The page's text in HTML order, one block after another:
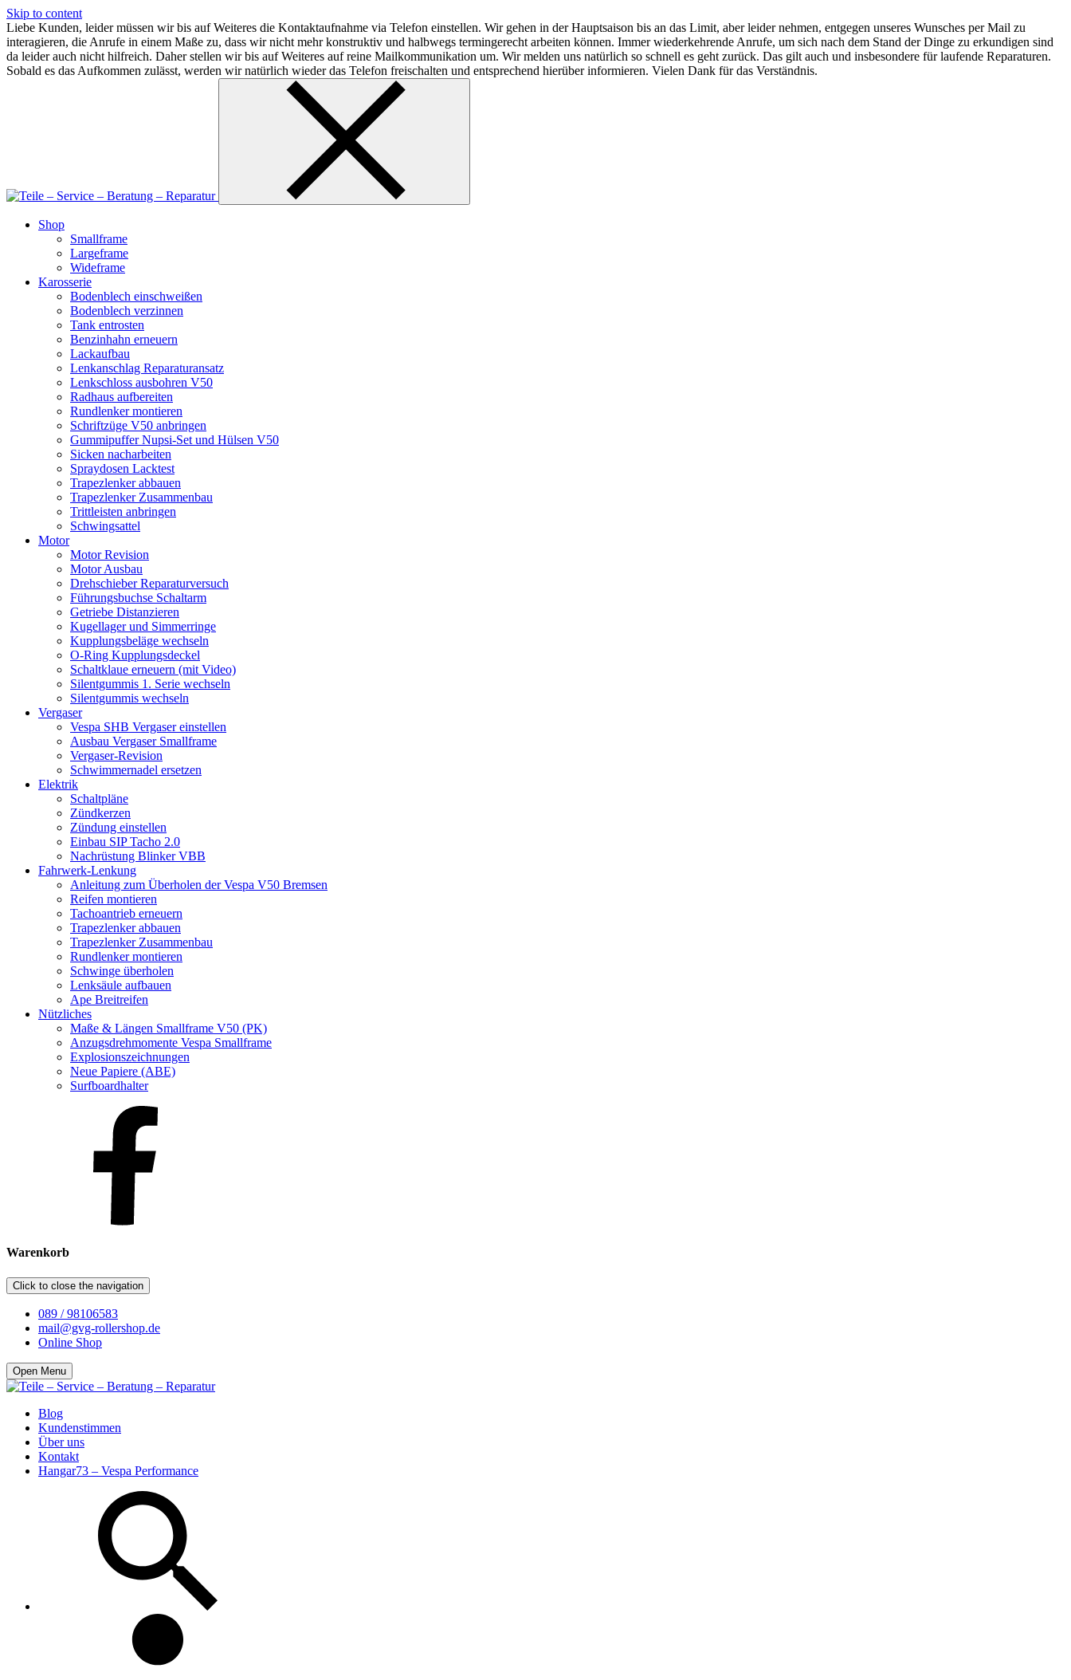
Skip to content
Liebe Kunden, leider müssen wir bis auf Weiteres die Kontaktaufnahme via Telefon einstellen. Wir gehen in der Hauptsaison bis an das Limit, aber leider nehmen, entgegen unseres Wunsches per Mail zu
interagieren, die Anrufe in einem Maße zu, dass wir nicht mehr konstruktiv und halbwegs termingerecht arbeiten können. Immer wiederkehrende Anrufe, um sich nach dem Stand der Dinge zu erkundigen sind
da leider auch nicht hilfreich. Daher stellen wir bis auf Weiteres auf reine Mailkommunikation um. Wir melden uns natürlich so schnell es geht zurück. Das gilt auch und insbesondere für laufende Reparaturen.
Sobald es das Aufkommen zulässt, werden wir natürlich wieder das Telefon freischalten und entsprechend hierüber informieren. Vielen Dank für das Verständnis.
Shop
Smallframe
Largeframe
Wideframe
Karosserie
Bodenblech einschweißen
Bodenblech verzinnen
Tank entrosten
Benzinhahn erneuern
Lackaufbau
Lenkanschlag Reparaturansatz
Lenkschloss ausbohren V50
Radhaus aufbereiten
Rundlenker montieren
Schriftzüge V50 anbringen
Gummipuffer Nupsi-Set und Hülsen V50
Sicken nacharbeiten
Spraydosen Lacktest
Trapezlenker abbauen
Trapezlenker Zusammenbau
Trittleisten anbringen
Schwingsattel
Motor
Motor Revision
Motor Ausbau
Drehschieber Reparaturversuch
Führungsbuchse Schaltarm
Getriebe Distanzieren
Kugellager und Simmerringe
Kupplungsbeläge wechseln
O-Ring Kupplungsdeckel
Schaltklaue erneuern (mit Video)
Silentgummis 1. Serie wechseln
Silentgummis wechseln
Vergaser
Vespa SHB Vergaser einstellen
Ausbau Vergaser Smallframe
Vergaser-Revision
Schwimmernadel ersetzen
Elektrik
Schaltpläne
Zündkerzen
Zündung einstellen
Einbau SIP Tacho 2.0
Nachrüstung Blinker VBB
Fahrwerk-Lenkung
Anleitung zum Überholen der Vespa V50 Bremsen
Reifen montieren
Tachoantrieb erneuern
Trapezlenker abbauen
Trapezlenker Zusammenbau
Rundlenker montieren
Schwinge überholen
Lenksäule aufbauen
Ape Breitreifen
Nützliches
Maße & Längen Smallframe V50 (PK)
Anzugsdrehmomente Vespa Smallframe
Explosionszeichnungen
Neue Papiere (ABE)
Surfboardhalter
Warenkorb
Click to close the navigation
089 / 98106583
mail@gvg-rollershop.de
Online Shop
Open Menu
Blog
Kundenstimmen
Über uns
Kontakt
Hangar73 – Vespa Performance